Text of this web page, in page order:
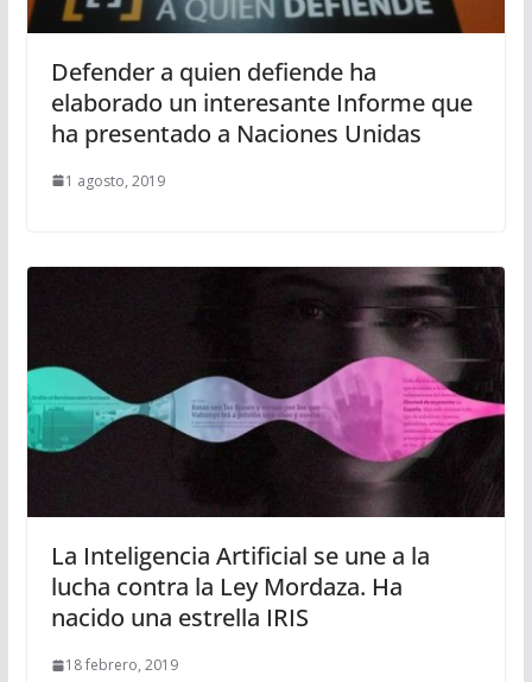
Defender a quien defiende ha
elaborado un interesante Informe que
ha presentado a Naciones Unidas
1 agosto, 2019
La Inteligencia Artificial se une a la
lucha contra la Ley Mordaza. Ha
nacido una estrella IRIS
18 febrero, 2019